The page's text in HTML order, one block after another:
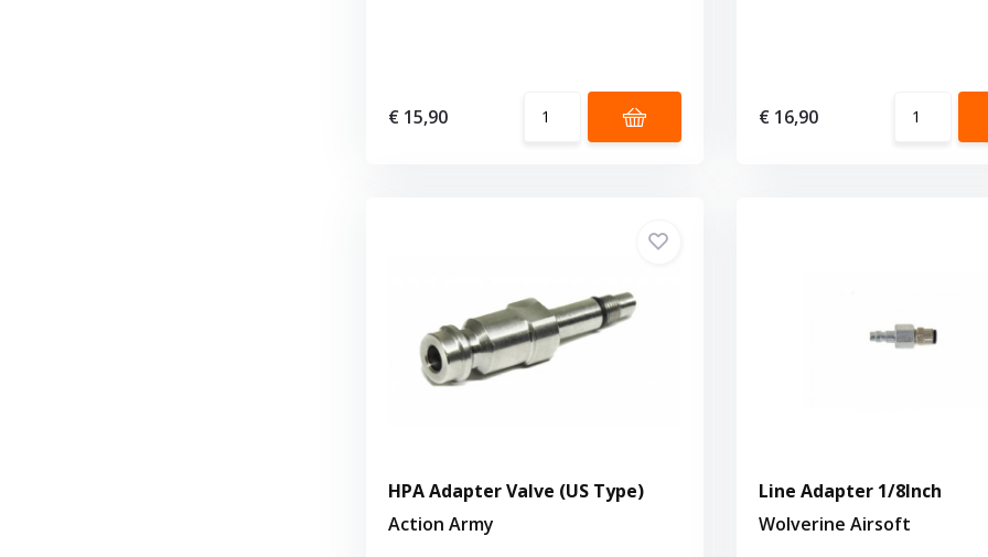
€ 15,90 € 16,90
HPA Adapter Valve (US Type)
Action Army
Line Adapter 1/8Inch
Wolverine Airsoft